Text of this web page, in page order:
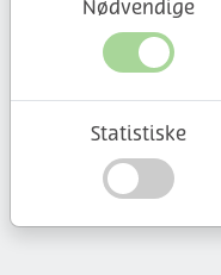
Nødvendige
Statistiske